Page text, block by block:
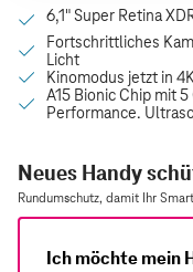
Neues Handy
Rundumschutz, damit Ihr
Ich möchte mein